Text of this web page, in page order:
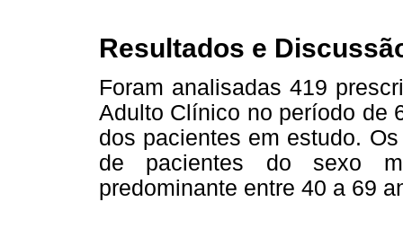
Resultados e
Foram analisadas 419
Adulto Clínico no período de
dos pacientes em estudo.
de pacientes do sexo
predominante entre 40 a 69